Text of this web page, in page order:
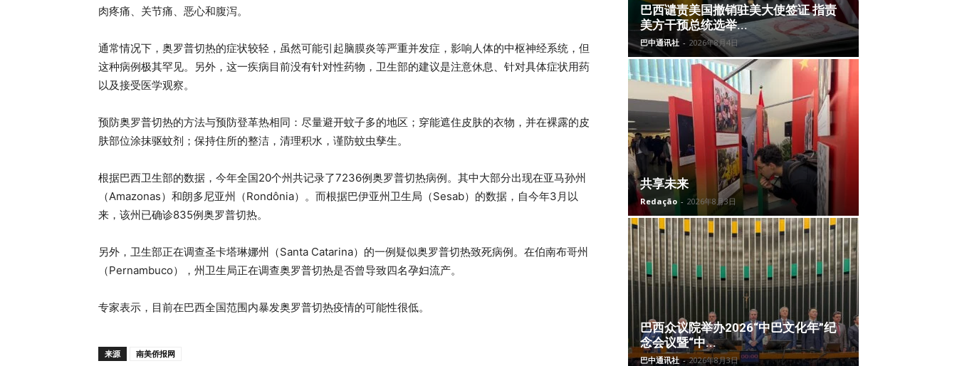
肉疼痛、关节痛、恶心和腹泻。
通常情况下，奥罗普切热的症状较轻，虽然可能引起脑膜炎等严重并发症，影响人体的中枢神经系统，但
这种病例极其罕见。另外，这一疾病目前没有针对性药物，卫生部的建议是注意休息、针对具体症状用药
以及接受医学观察。
预防奥罗普切热的方法与预防登革热相同：尽量避开蚊子多的地区；穿能遮住皮肤的衣物，并在裸露的皮
肤部位涂抹驱蚊剂；保持住所的整洁，清理积水，谨防蚊虫孳生。
根据巴西卫生部的数据，今年全国20个州共记录了7236例奥罗普切热病例。其中大部分出现在亚马孙州
（Amazonas）和朗多尼亚州（Rondônia）。而根据巴伊亚州卫生局（Sesab）的数据，自今年3月以
来，该州已确诊835例奥罗普切热。
另外，卫生部正在调查圣卡塔琳娜州（Santa Catarina）的一例疑似奥罗普切热致死病例。在伯南布哥州
（Pernambuco），州卫生局正在调查奥罗普切热是否曾导致四名孕妇流产。
专家表示，目前在巴西全国范围内暴发奥罗普切热疫情的可能性很低。
来源 南美侨报网
巴西谴责美国撤销驻美大使签证 指责
美方干预总统选举...
巴中通讯社 - 2026年8月4日
共享未来
Redação - 2026年8月3日
巴西众议院举办2026“中巴文化年”纪
念会议暨“中...
巴中通讯社 - 2026年8月3日